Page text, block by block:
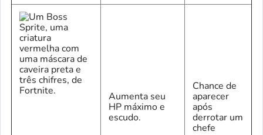
Aumenta seu
HP máximo e
escudo.
Chance de
aparecer
após
derrotar um
chefe